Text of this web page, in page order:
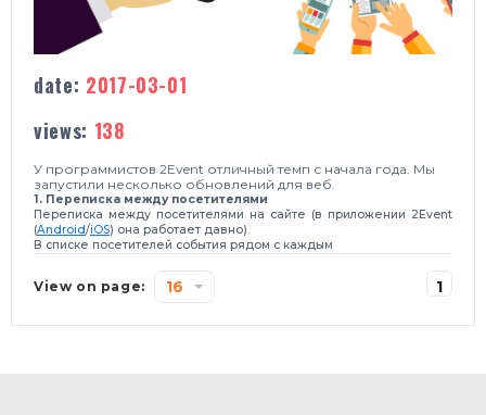
date: 2017-03-01
views: 138
У программистов 2Event отличный темп с начала года. Мы
запустили несколько обновлений для веб.
1. Переписка между посетителями
Переписка между посетителями на сайте (в приложении 2Event
(Android/iOS) она работает давно).
В списке посетителей события рядом с каждым
View on page: 16 1